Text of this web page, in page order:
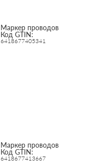
Маркер проводов
Код GTIN:
6418677405341
Маркер проводов
Код GTIN:
6418677413667